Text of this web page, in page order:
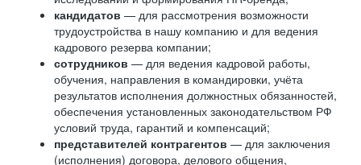
кандидатов — для рассмотрения возможности
трудоустройства в нашу компанию и для ведения
кадрового резерва компании;
сотрудников — для ведения кадровой работы,
обучения, направления в командировки, учёта
результатов исполнения должностных обязанностей,
обеспечения установленных законодательством РФ
условий труда, гарантий и компенсаций;
представителей контрагентов — для заключения
(исполнения) договора, делового общения,